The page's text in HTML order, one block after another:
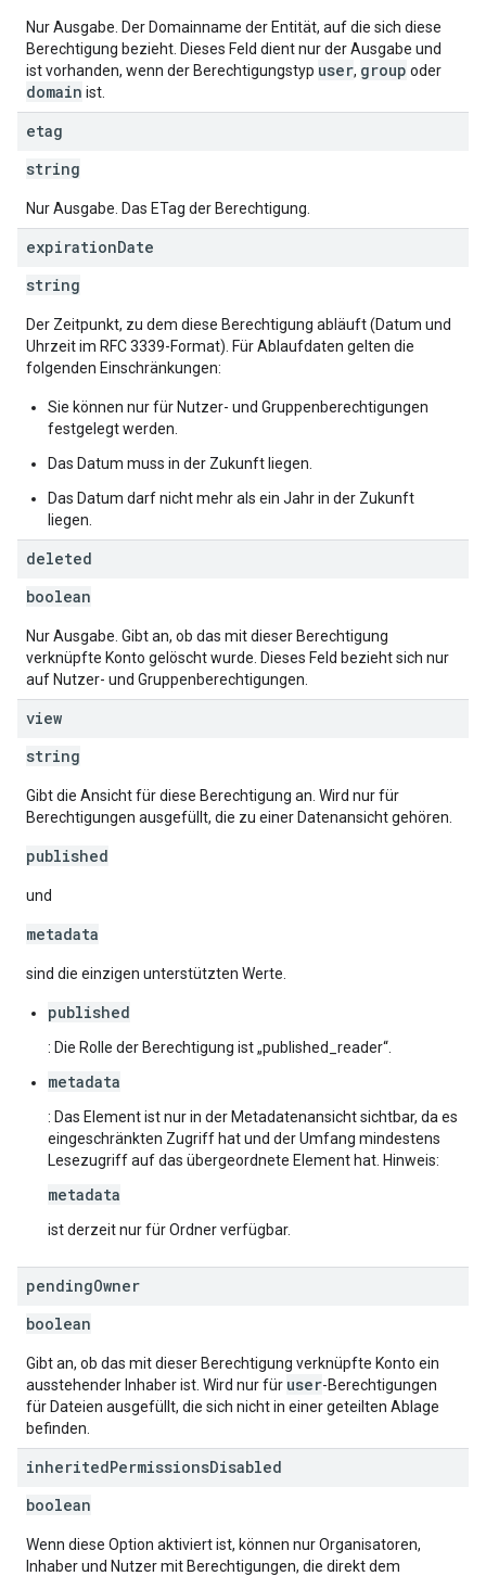
Nur Ausgabe. Der Domainname der Entität, auf die sich diese
Berechtigung bezieht. Dieses Feld dient nur der Ausgabe und
ist vorhanden, wenn der Berechtigungstyp user, group oder
domain ist.
etag
string
Nur Ausgabe. Das ETag der Berechtigung.
expirationDate
string
Der Zeitpunkt, zu dem diese Berechtigung abläuft (Datum und
Uhrzeit im RFC 3339-Format). Für Ablaufdaten gelten die
folgenden Einschränkungen:
Sie können nur für Nutzer- und Gruppenberechtigungen
festgelegt werden.
Das Datum muss in der Zukunft liegen.
Das Datum darf nicht mehr als ein Jahr in der Zukunft
liegen.
deleted
boolean
Nur Ausgabe. Gibt an, ob das mit dieser Berechtigung
verknüpfte Konto gelöscht wurde. Dieses Feld bezieht sich nur
auf Nutzer- und Gruppenberechtigungen.
view
string
Gibt die Ansicht für diese Berechtigung an. Wird nur für
Berechtigungen ausgefüllt, die zu einer Datenansicht gehören.
published
und
metadata
sind die einzigen unterstützten Werte.
published
: Die Rolle der Berechtigung ist „published_reader“.
metadata
: Das Element ist nur in der Metadatenansicht sichtbar, da es
eingeschränkten Zugriff hat und der Umfang mindestens
Lesezugriff auf das übergeordnete Element hat. Hinweis:
metadata
ist derzeit nur für Ordner verfügbar.
pendingOwner
boolean
Gibt an, ob das mit dieser Berechtigung verknüpfte Konto ein
ausstehender Inhaber ist. Wird nur für user-Berechtigungen
für Dateien ausgefüllt, die sich nicht in einer geteilten Ablage
befinden.
inheritedPermissionsDisabled
boolean
Wenn diese Option aktiviert ist, können nur Organisatoren,
Inhaber und Nutzer mit Berechtigungen, die direkt dem